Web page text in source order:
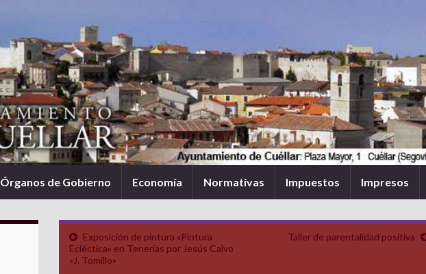
Órganos de Gobierno Economía Normativas Impuestos Impresos
Exposición de pintura «Pintura
Ecléctica» en Tenerías por Jesús Calvo
«J. Tomillo»
Taller de parentalidad positiva